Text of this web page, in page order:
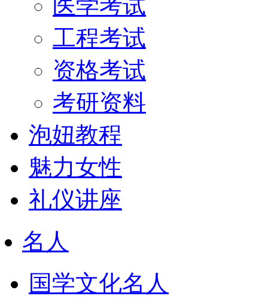
医学考试
工程考试
资格考试
考研资料
泡妞教程
魅力女性
礼仪讲座
名人
国学文化名人